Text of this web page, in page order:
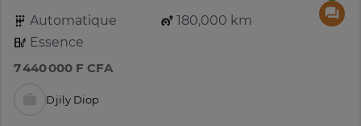
Automatique
180,000 km
Essence
7 440 000 F CFA
Djily Diop